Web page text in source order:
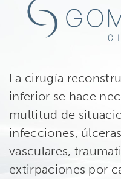
La cirugía
inferior se hace
multitud de
infecciones,
vasculares,
extirpaciones por